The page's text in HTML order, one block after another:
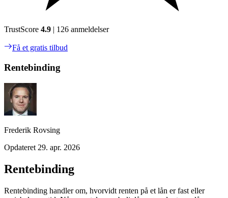
TrustScore 4.9 | 126 anmeldelser
Få et gratis tilbud
Rentebinding
Frederik Rovsing
Opdateret 29. apr. 2026
Rentebinding
Rentebinding handler om, hvorvidt renten på et lån er fast eller